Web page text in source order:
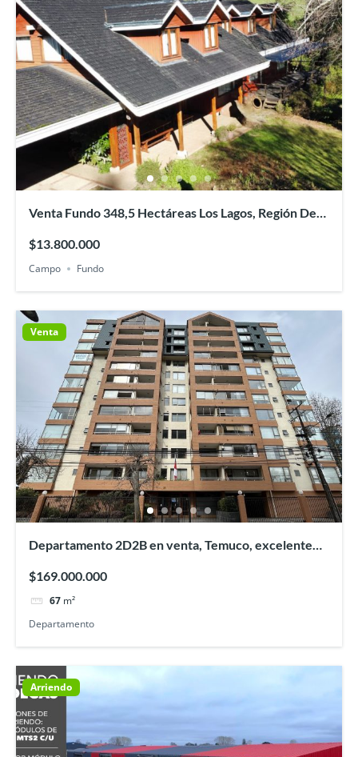
Venta Fundo 348,5 Hectáreas Los Lagos, Región De
$13.800.000
Campo Fundo
Venta
Departamento 2D2B en venta, Temuco, excelente
$169.000.000
67 m²
Departamento
Arriendo